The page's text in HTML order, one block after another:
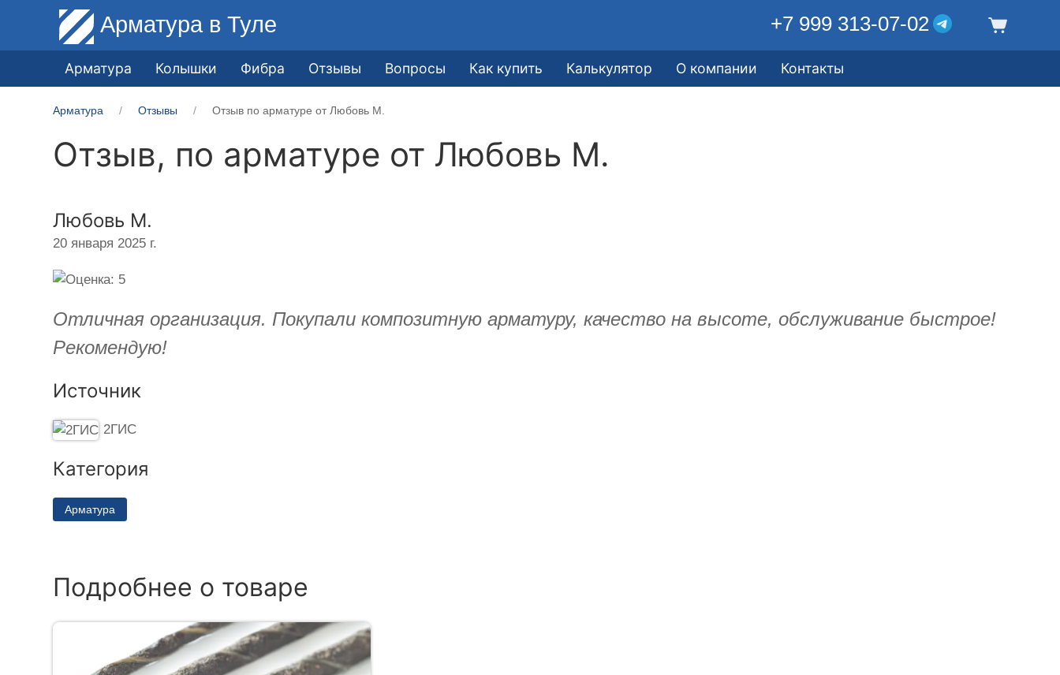
Арматура в Туле +7 999 313-07-02
Арматура Колышки Фибра Отзывы Вопросы Как купить Калькулятор О компании Контакты
Арматура Отзывы Отзыв по арматуре от Любовь М.
Отзыв, по арматуре от Любовь М.
Любовь М.
20 января 2025 г.
Отличная организация. Покупали композитную арматуру, качество на высоте, обслуживание быстрое!
Рекомендую!
Источник
2ГИС
Категория
Арматура
Подробнее о товаре